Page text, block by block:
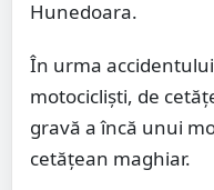
Hunedoara.
În urma
motociclişti, de
gravă a încă unui
cetăţean maghiar.